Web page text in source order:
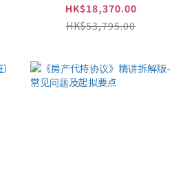
HK$18,370.00
HK$53,795.00